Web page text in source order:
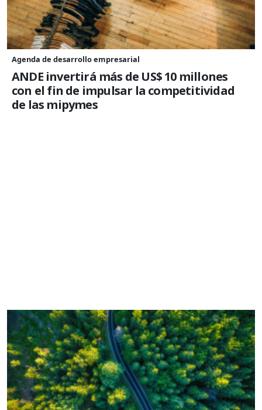
Agenda de desarrollo empresarial
ANDE invertirá más de US$ 10 millones
con el fin de impulsar la competitividad
de las mipymes